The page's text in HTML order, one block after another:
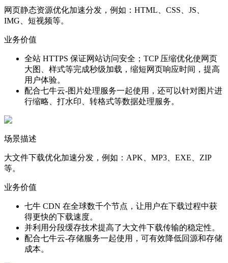
网页静态资源优化加速分发，例如：HTML、CSS、JS、
IMG、短视频等。
业务价值
全站 HTTPS 保证网站访问安全；TCP 压缩优化使网页
大图、样式等完成秒级加载，缩短网页响应时间，提高
用户体验。
配合七牛云-图片处理服务一起使用，还可以针对图片进
行缩略、打水印、转格式等数据处理服务。
场景描述
大文件下载优化加速分发，例如：APK、MP3、EXE、ZIP
等。
业务价值
七牛 CDN 在全球数千个节点，让用户在下载过程中获
得更快的下载速度。
并利用分段缓存技术提高了大文件下载传输的稳定性。
配合七牛云-存储服务一起使用，可有效降低回源和存储
成本。